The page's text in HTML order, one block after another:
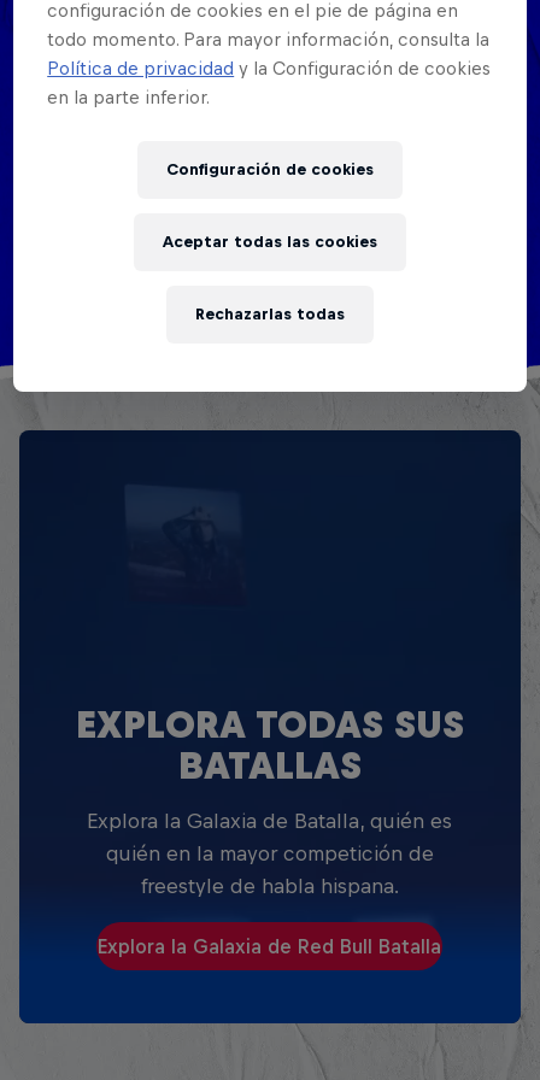
Campeón Nacional
Perú
Campeón Nacional
EXPLORA TODAS SUS
BATALLAS
Explora la Galaxia de Batalla, quién es
quién en la mayor competición de
freestyle de habla hispana.
Explora la Galaxia de Red Bull Batalla
configuración de cookies en el pie de página en
todo momento. Para mayor información, consulta la
Política de privacidad y la Configuración de cookies
en la parte inferior.
Configuración de cookies
Rechazarlas todas
Aceptar todas las cookies